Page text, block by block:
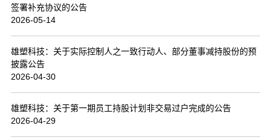
签署补充协议的公告
2026-05-14
雄塑科技：关于实际控制人之一致行动人、部分董事减持股份的预
披露公告
2026-04-30
雄塑科技：关于第一期员工持股计划非交易过户完成的公告
2026-04-29